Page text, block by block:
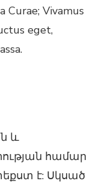
Vivamus
eget,
և
համար
է: Սկսած